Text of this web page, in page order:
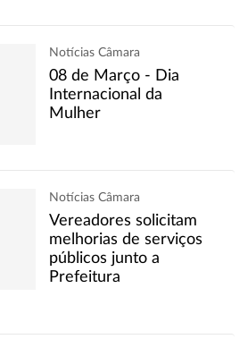
Notícias Câmara
08 de Março - Dia
Internacional da
Mulher
Notícias Câmara
Vereadores solicitam
melhorias de serviços
públicos junto a
Prefeitura